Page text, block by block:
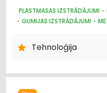
PLASTMASAS IZSTRĀDĀJUMI
GUMIJAS IZSTRĀDĀJUMI
Tehnoloģija